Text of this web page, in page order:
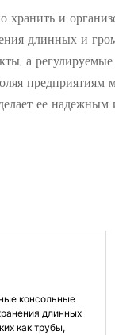
и
длинных и
а
предприятиям
ее